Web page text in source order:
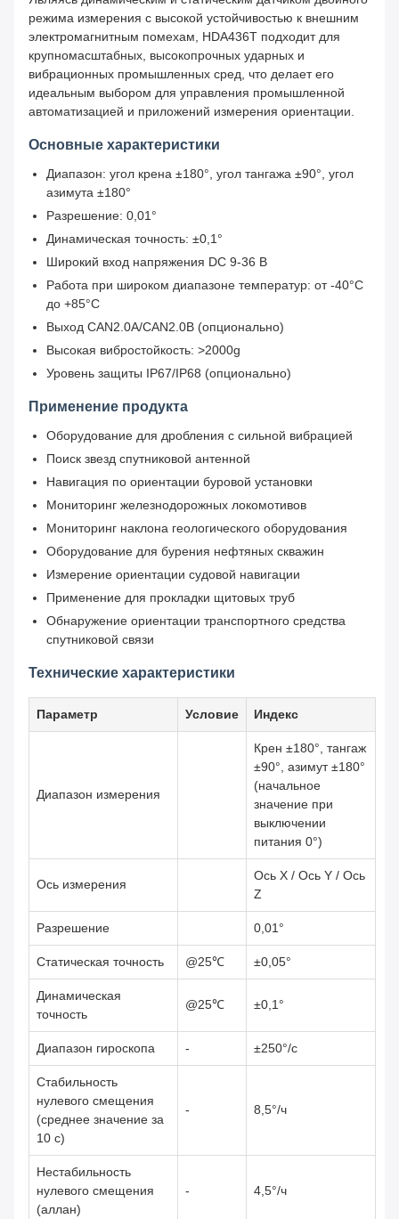
режима измерения с высокой устойчивостью к внешним
электромагнитным помехам, HDA436T подходит для
крупномасштабных, высокопрочных ударных и
вибрационных промышленных сред, что делает его
идеальным выбором для управления промышленной
автоматизацией и приложений измерения ориентации.
Основные характеристики
Диапазон: угол крена ±180°, угол тангажа ±90°, угол
азимута ±180°
Разрешение: 0,01°
Динамическая точность: ±0,1°
Широкий вход напряжения DC 9-36 В
Работа при широком диапазоне температур: от -40°C
до +85°C
Выход CAN2.0A/CAN2.0B (опционально)
Высокая вибростойкость: >2000g
Уровень защиты IP67/IP68 (опционально)
Применение продукта
Оборудование для дробления с сильной вибрацией
Поиск звезд спутниковой антенной
Навигация по ориентации буровой установки
Мониторинг железнодорожных локомотивов
Мониторинг наклона геологического оборудования
Оборудование для бурения нефтяных скважин
Измерение ориентации судовой навигации
Применение для прокладки щитовых труб
Обнаружение ориентации транспортного средства
спутниковой связи
Технические характеристики
Параметр Условие Индекс
Диапазон измерения
Крен ±180°, тангаж
±90°, азимут ±180°
(начальное
значение при
выключении
питания 0°)
Ось измерения
Ось X / Ось Y / Ось
Z
Разрешение 0,01°
Статическая точность @25℃ ±0,05°
Динамическая
точность
@25℃ ±0,1°
Диапазон гироскопа - ±250°/с
Стабильность
нулевого смещения
(среднее значение за
10 с)
- 8,5°/ч
Нестабильность
нулевого смещения
(аллан)
- 4,5°/ч